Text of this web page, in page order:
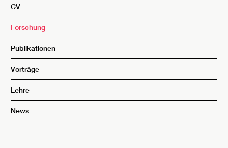
CV
Forschung
Publikationen
Vorträge
Lehre
News